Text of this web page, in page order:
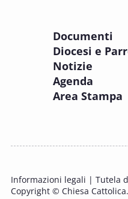
8 OTTOBRE 2025
Corso FC32.5 -
pastorale della salute
PASTORALE DELLA SALUTE
11 OTTOBRE 2025 - 12
Documenti
Diocesi e
Notizie
Agenda
Area Stampa
Informazioni legali | Tutela
Copyright © Chiesa